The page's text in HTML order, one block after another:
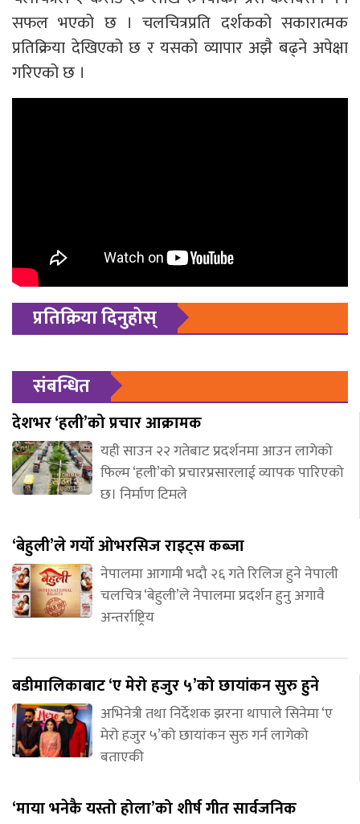
सफल भएको छ । चलचित्रप्रति दर्शकको सकारात्मक
प्रतिक्रिया देखिएको छ र यसको व्यापार अझै बढ्ने अपेक्षा
गरिएको छ ।
प्रतिक्रिया दिनुहोस्
संबन्धित
देशभर ‘हली’को प्रचार आक्रामक
यही साउन २२ गतेबाट प्रदर्शनमा आउन लागेको
फिल्म ‘हली’को प्रचारप्रसारलाई व्यापक पारिएको
छ। निर्माण टिमले
‘बेहुली’ले गर्यो ओभरसिज राइट्स कब्जा
नेपालमा आगामी भदौ २६ गते रिलिज हुने नेपाली
चलचित्र ‘बेहुली’ले नेपालमा प्रदर्शन हुनु अगावै
अन्तर्राष्ट्रिय
बडीमालिकाबाट ‘ए मेरो हजुर ५’को छायांकन सुरु हुने
अभिनेत्री तथा निर्देशक झरना थापाले सिनेमा ‘ए
मेरो हजुर ५’को छायांकन सुरु गर्न लागेको
बताएकी
‘माया भनेकै यस्तो होला’को शीर्ष गीत सार्वजनिक